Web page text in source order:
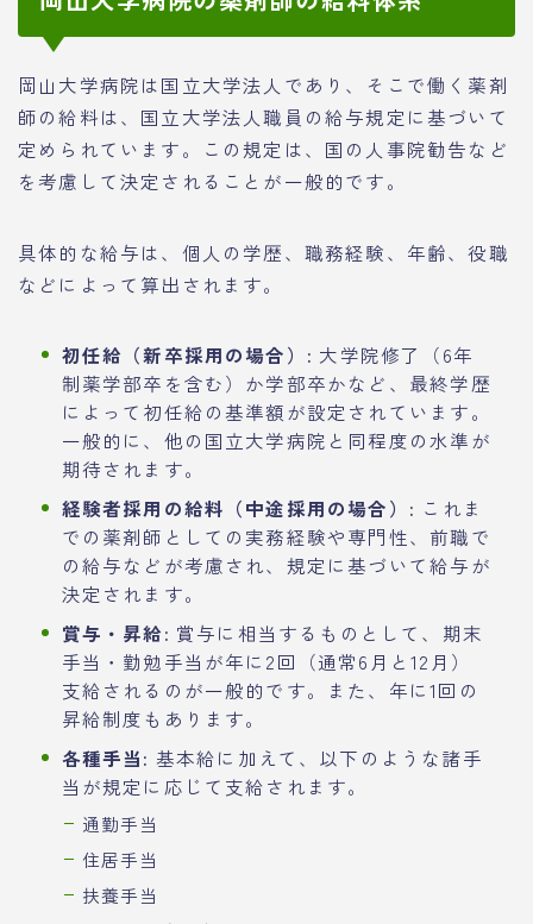
岡山大学病院は国立大学法人であり、そこで働く薬剤
師の給料は、国立大学法人職員の給与規定に基づいて
定められています。この規定は、国の人事院勧告など
を考慮して決定されることが一般的です。
具体的な給与は、個人の学歴、職務経験、年齢、役職
などによって算出されます。
初任給（新卒採用の場合）: 大学院修了（6年
制薬学部卒を含む）か学部卒かなど、最終学歴
によって初任給の基準額が設定されています。
一般的に、他の国立大学病院と同程度の水準が
期待されます。
経験者採用の給料（中途採用の場合）: これま
での薬剤師としての実務経験や専門性、前職で
の給与などが考慮され、規定に基づいて給与が
決定されます。
賞与・昇給: 賞与に相当するものとして、期末
手当・勤勉手当が年に2回（通常6月と12月）
支給されるのが一般的です。また、年に1回の
昇給制度もあります。
各種手当: 基本給に加えて、以下のような諸手
当が規定に応じて支給されます。
通勤手当
住居手当
扶養手当